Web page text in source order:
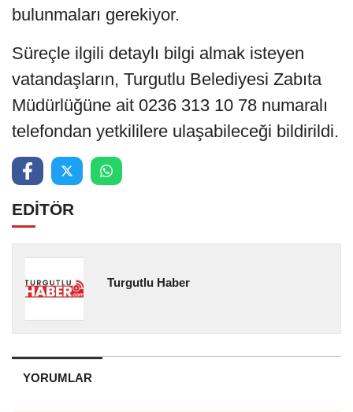
bulunmaları gerekiyor.
Süreçle ilgili detaylı bilgi almak isteyen
vatandaşların, Turgutlu Belediyesi Zabıta
Müdürlüğüne ait 0236 313 10 78 numaralı
telefondan yetkililere ulaşabileceği bildirildi.
EDİTÖR
Turgutlu Haber
YORUMLAR